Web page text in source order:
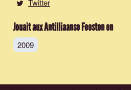
Twitter
Jouait aux Antilliaanse Feesten en
2009